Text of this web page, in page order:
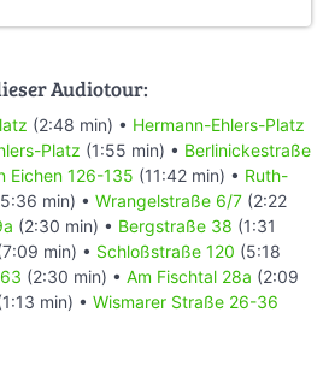
Audiotour:
(2:48 min) • Hermann-Ehlers-Platz
Platz (1:55 min) • Berlinickestraße
Eichen 126-135 (11:42 min) • Ruth-
min) • Wrangelstraße 6/7 (2:22
(2:30 min) • Bergstraße 38 (1:31
min) • Schloßstraße 120 (5:18
(2:30 min) • Am Fischtal 28a (2:09
min) • Wismarer Straße 26-36